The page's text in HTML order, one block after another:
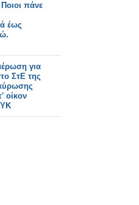
Ποιοι πάνε
έως
για
ΣτΕ της
οίκον